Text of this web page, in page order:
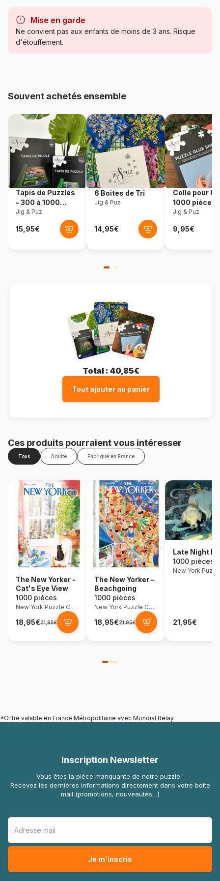
Catégorie Puzzles - Chiens
Référence New-York-Puzzle-NY166
EAN 0851996002529
Nombre de pièces 1000 pièces
Dimensions 48 x 67 cm
Mise en garde
Ne convient pas aux enfants de moins de 3 ans. Risque
d'étouffement.
Souvent achetés ensemble
Tapis de Puzzles
- 300 à 1000
pièces
Jig & Puz
6 Boites de Tri
Jig & Puz
Colle pour
1000 pièces
Jig & Puz
Total : 40,85€
Tout ajouter au panier
Ces produits pourraient vous intéresser
Tous Adulte Fabriqué en France
The New Yorker -
Cat's Eye View
1000 pièces
New York Puzzle Company
18,95€21,95€
The New Yorker -
Beachgoing
1000 pièces
New York Puzzle Company
18,95€21,95€
Late Night
1000 pièces
21,95€
*Offre valable en France Métropolitaine avec Mondial Relay
Inscription Newsletter
Vous êtes la pièce manquante de notre puzzle !
Recevez les dernières informations directement dans votre boîte
mail (promotions, nouveautés…)